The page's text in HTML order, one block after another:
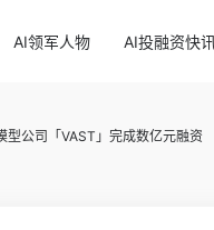
AI领军人物 AI投融资快
型公司「VAST」完成数亿元融资